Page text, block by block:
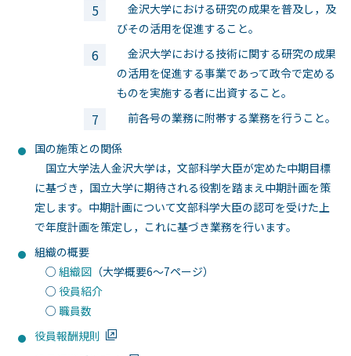
金沢大学における研究の成果を普及し，及
びその活用を促進すること。
金沢大学における技術に関する研究の成果
の活用を促進する事業であって政令で定める
ものを実施する者に出資すること。
前各号の業務に附帯する業務を行うこと。
国の施策との関係
国立大学法人金沢大学は，文部科学大臣が定めた中期目標
に基づき，国立大学に期待される役割を踏まえ中期計画を策
定します。中期計画について文部科学大臣の認可を受けた上
で年度計画を策定し，これに基づき業務を行います。
組織の概要
○ 組織図 （大学概要6～7ページ）
○ 役員紹介
○ 職員数
役員報酬規則